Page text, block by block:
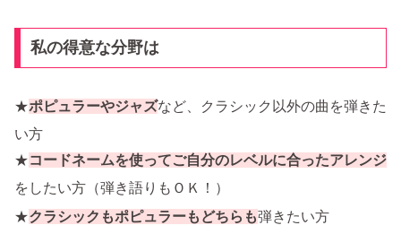
私の得意な分野は
★ポピュラーやジャズなど、クラシック以外の曲を弾きた
い方
★コードネームを使ってご自分のレベルに合ったアレンジ
をしたい方（弾き語りもＯＫ！）
★クラシックもポピュラーもどちらも弾きたい方